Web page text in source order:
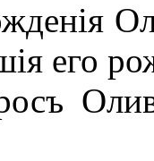
его